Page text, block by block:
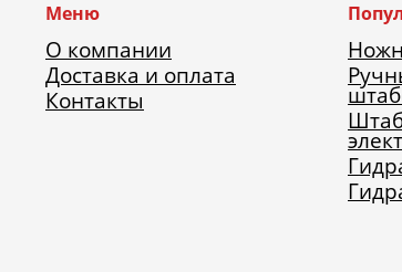
Меню
О компании
Доставка и оплата
Контакты